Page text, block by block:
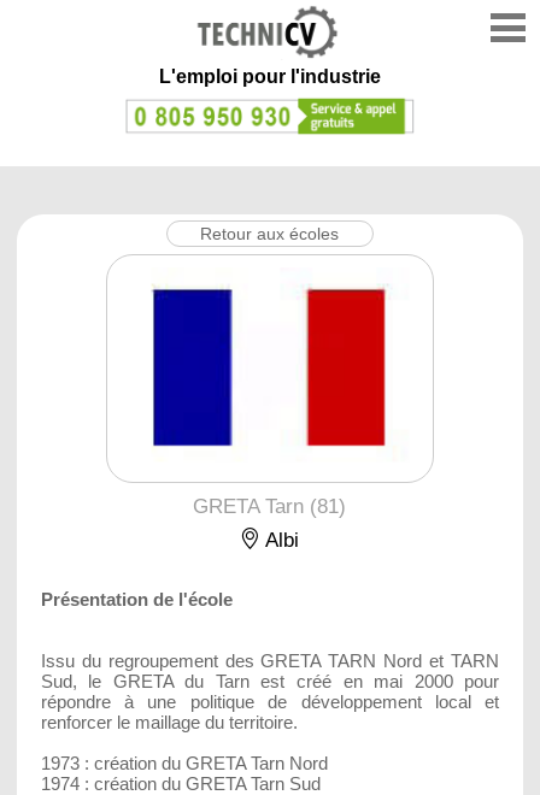
L'emploi pour l'industrie
Retour aux écoles
GRETA Tarn (81)
Albi
Présentation de l'école
Issu du regroupement des GRETA TARN Nord et TARN
Sud, le GRETA du Tarn est créé en mai 2000 pour
répondre à une politique de développement local et
renforcer le maillage du territoire.
1973 : création du GRETA Tarn Nord
1974 : création du GRETA Tarn Sud